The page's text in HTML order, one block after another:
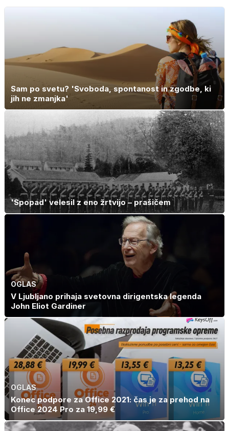
drugo
premike – kaj
pomeni, da so
Saturn, Neptun
in Pluton hkrati
retrogradni?
Sam po svetu? 'Svoboda, spontanost in zgodbe, ki
jih ne zmanjka'
'Spopad' velesil z eno žrtvijo – prašičem
OGLAS
V Ljubljano prihaja svetovna dirigentska legenda
John Eliot Gardiner
OGLAS
Konec podpore za Office 2021: čas je za prehod na
Office 2024 Pro za 19,99 €